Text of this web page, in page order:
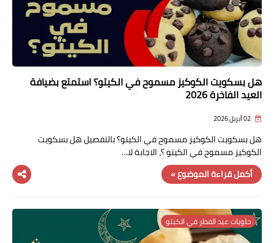
هل بسكويت الكوكيز مسموح في الكيتو؟ استمتع بضيافة
العيد الفاخرة 2026
هل بسكويت الكوكيز مسموح في الكيتو؟ بالتفصيل هل بسكويت
الكوكيز مسموح في الكيتو ؟، الاجابة لا…
أكمل قراءة الموضوع »
حلويات عيد الفطر في الكيتو